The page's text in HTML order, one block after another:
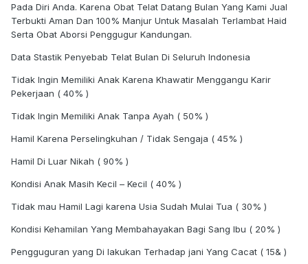
Pada Diri Anda. Karena Obat Telat Datang Bulan Yang Kami Jual
Terbukti Aman Dan 100% Manjur Untuk Masalah Terlambat Haid
Serta Obat Aborsi Penggugur Kandungan.
Data Stastik Penyebab Telat Bulan Di Seluruh Indonesia
Tidak Ingin Memiliki Anak Karena Khawatir Menggangu Karir
Pekerjaan ( 40% )
Tidak Ingin Memiliki Anak Tanpa Ayah ( 50% )
Hamil Karena Perselingkuhan / Tidak Sengaja ( 45% )
Hamil Di Luar Nikah ( 90% )
Kondisi Anak Masih Kecil – Kecil ( 40% )
Tidak mau Hamil Lagi karena Usia Sudah Mulai Tua ( 30% )
Kondisi Kehamilan Yang Membahayakan Bagi Sang Ibu ( 20% )
Pengguguran yang Di lakukan Terhadap jani Yang Cacat ( 15& )